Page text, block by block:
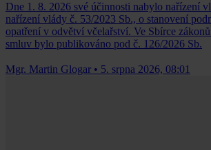
Dne 1. 8. 2026 své účinnosti nabylo nařízení
nařízení vlády č. 53/2023 Sb., o stanovení
opatření v odvětví včelařství. Ve Sbírce
smluv bylo publikováno pod č. 126/2026 Sb.
Mgr. Martin Glogar • 5. srpna 2026, 08:01